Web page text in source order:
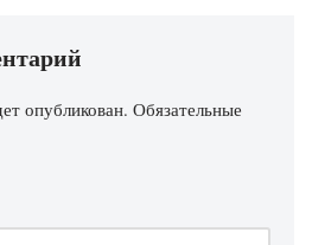
опубликован. Обязательные